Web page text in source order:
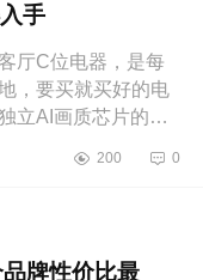
手
C位电器，是每
，要买就买好的电
立AI画质芯片的电
能够一步做到清晰
200 0
牌性价比最